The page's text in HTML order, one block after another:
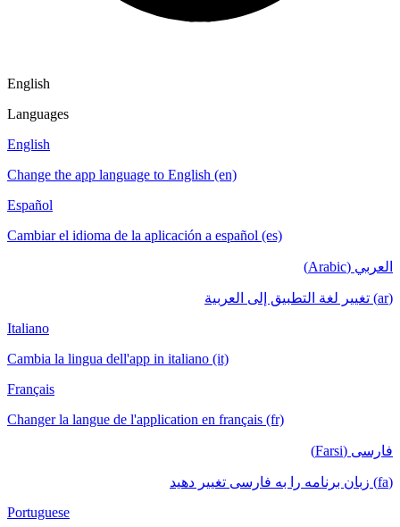
English
Languages
English
Change the app language to English (en)
Español
Cambiar el idioma de la aplicación a español (es)
العربي (Arabic)
(ar) تغيير لغة التطبيق إلى العربية
Italiano
Cambia la lingua dell'app in italiano (it)
Français
Changer la langue de l'application en français (fr)
فارسی (Farsi)
(fa) زبان برنامه را به فارسی تغییر دهید
Portuguese